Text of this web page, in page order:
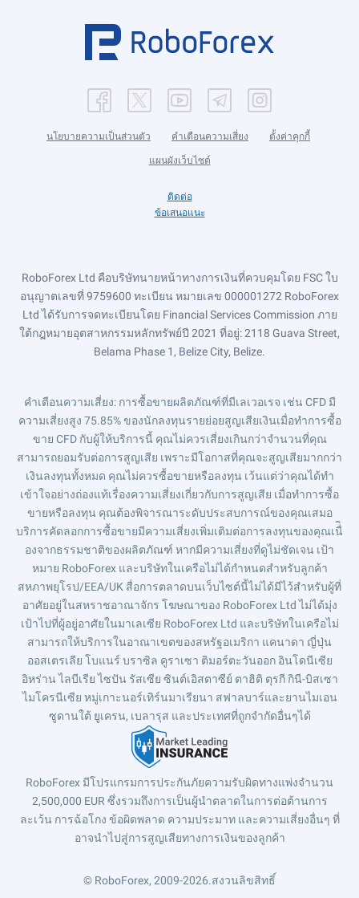
นโยบายความเป็นส่วนตัว คำเตือนความเสี่ยง ตั้งค่าคุกกี้
แผนผังเว็บไซต์
ติดต่อ
ข้อเสนอแนะ
RoboForex Ltd คือบริษัทนายหน้าทางการเงินที่ควบคุมโดย FSC ใบ
อนุญาตเลขที่ 9759600 ทะเบียน หมายเลข 000001272 RoboForex
Ltd ได้รับการจดทะเบียนโดย Financial Services Commission ภาย
ใต้กฎหมายอุตสาหกรรมหลักทรัพย์ปี 2021 ที่อยู่: 2118 Guava Street,
Belama Phase 1, Belize City, Belize.
คำเตือนความเสี่ยง: การซื้อขายผลิตภัณฑ์ที่มีเลเวอเรจ เช่น CFD มี
ความเสี่ยงสูง 75.85% ของนักลงทุนรายย่อยสูญเสียเงินเมื่อทำการซื้อ
ขาย CFD กับผู้ให้บริการนี้ คุณไม่ควรเสี่ยงเกินกว่าจำนวนที่คุณ
สามารถยอมรับต่อการสูญเสีย เพราะมีโอกาสที่คุณจะสูญเสียมากกว่า
เงินลงทุนทั้งหมด คุณไม่ควรซื้อขายหรือลงทุน เว้นแต่ว่าคุณได้ทำ
เข้าใจอย่างถ่องแท้เรื่องความเสี่ยงเกี่ยวกับการสูญเสีย เมื่อทำการซื้อ
ขายหรือลงทุน คุณต้องพิจารณาระดับประสบการณ์ของคุณเสมอ
บริการคัดลอกการซื้อขายมีความเสี่ยงเพิ่มเติมต่อการลงทุนของคุณเนื่ิ
องจากธรรมชาติของผลิตภัณฑ์ หากมีความเสี่ยงที่ดูไม่ชัดเจน เป้า
หมาย RoboForex และบริษัทในเครือไม่ได้กำหนดสำหรับลูกค้า
สหภาพยุโรป/EEA/UK สื่อการตลาดบนเว็บไซต์นี้ไม่ได้มีไว้สำหรับผู้ที่
อาศัยอยู่ในสหราชอาณาจักร โฆษณาของ RoboForex Ltd ไม่ได้มุ่ง
เป้าไปที่ผู้อยู่อาศัยในมาเลเซีย RoboForex Ltd และบริษัทในเครือไม่
สามารถให้บริการในอาณาเขตของสหรัฐอเมริกา แคนาดา ญี่ปุ่น
ออสเตรเลีย โบแนร์ บราซิล คูราเซา ติมอร์ตะวันออก อินโดนีเซีย
อิหร่าน ไลบีเรีย ไซปัน รัสเซีย ซินต์เอิสตาซีย์ ตาฮิติ ตุรกี กินี-บิสเซา
ไมโครนีเซีย หมู่เกาะนอร์เทิร์นมาเรียนา สฟาลบาร์และยานไมเอน
ซูดานใต้ ยูเครน, เบลารุส และประเทศที่ถูกจำกัดอื่นๆได้
RoboForex มีโปรแกรมการประกันภัยความรับผิดทางแพ่งจำนวน
2,500,000 EUR ซึ่งรวมถึงการเป็นผู้นำตลาดในการต่อต้านการ
ละเว้น การฉ้อโกง ข้อผิดพลาด ความประมาท และความเสี่ยงอื่นๆ ที่
อาจนำไปสู่การสูญเสียทางการเงินของลูกค้า
© RoboForex, 2009-2026.สงวนลิขสิทธิ์